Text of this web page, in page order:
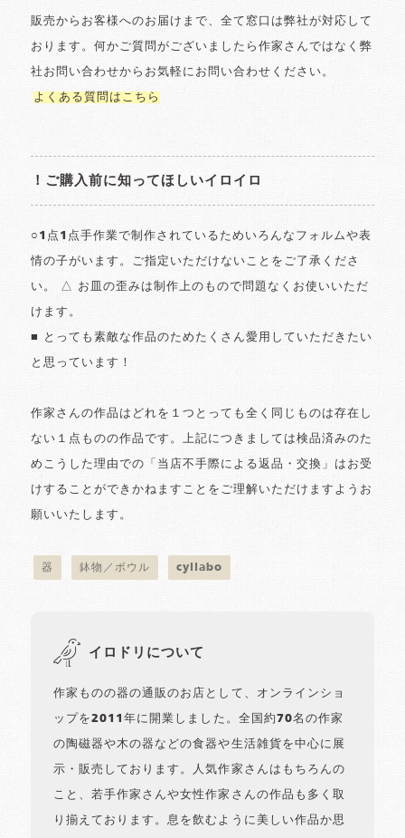
販売からお客様へのお届けまで、全て窓口は弊社が対応して
おります。何かご質問がございましたら作家さんではなく弊
社お問い合わせからお気軽にお問い合わせください。
よくある質問はこちら
！ご購入前に知ってほしいイロイロ
○1点1点手作業で制作されているためいろんなフォルムや表
情の子がいます。ご指定いただけないことをご了承くださ
い。 △ お皿の歪みは制作上のもので問題なくお使いいただ
けます。
■ とっても素敵な作品のためたくさん愛用していただきたい
と思っています！
作家さんの作品はどれを１つとっても全く同じものは存在し
ない１点ものの作品です。上記につきましては検品済みのた
めこうした理由での「当店不手際による返品・交換」はお受
けすることができかねますことをご理解いただけますようお
願いいたします。
器 鉢物／ボウル cyilabo
イロドリについて
作家ものの器の通販のお店として、オンラインショ
ップを2011年に開業しました。全国約70名の作家
の陶磁器や木の器などの食器や生活雑貨を中心に展
示・販売しております。人気作家さんはもちろんの
こと、若手作家さんや女性作家さんの作品も多く取
り揃えております。息を飲むように美しい作品か思